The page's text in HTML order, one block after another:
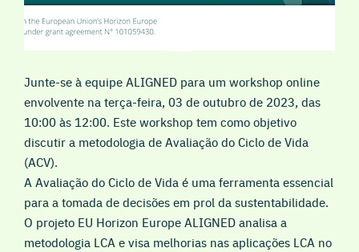
Junte-se à equipe ALIGNED para um workshop online
envolvente na terça-feira, 03 de outubro de 2023, das
10:00 às 12:00. Este workshop tem como objetivo
discutir a metodologia de Avaliação do Ciclo de Vida
(ACV).
A Avaliação do Ciclo de Vida é uma ferramenta essencial
para a tomada de decisões em prol da sustentabilidade.
O projeto EU Horizon Europe ALIGNED analisa a
metodologia LCA e visa melhorias nas aplicações LCA no